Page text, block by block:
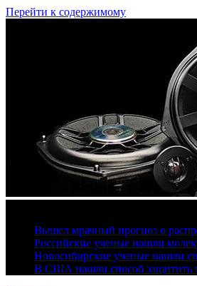
Перейти к содержимому
Вышел мрачный прогноз о
Российские ученые нашли
Новосибирские ученые нашли
В США нашли способ защитить